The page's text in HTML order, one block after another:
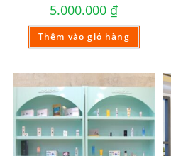
5.000.000 ₫
Thêm vào giỏ hàng